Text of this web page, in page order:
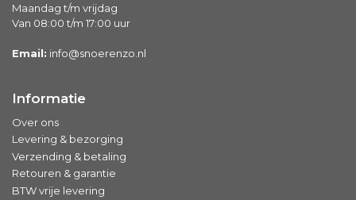
Maandag t/m vrijdag
Van 08:00 t/m 17:00 uur
Email: info@snoerenzo.nl
Informatie
Over ons
Levering & bezorging
Verzending & betaling
Retouren & garantie
BTW vrije levering